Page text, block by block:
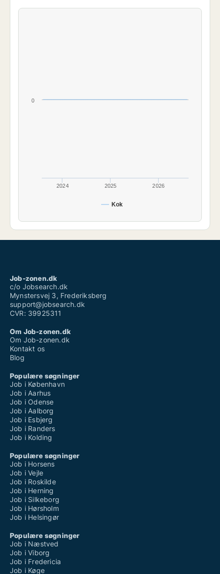
Kok
2024 2025 2026
0
Job-zonen.dk
c/o Jobsearch.dk
Mynstersvej 3, Frederiksberg
support@jobsearch.dk
CVR: 39925311
Om Job-zonen.dk
Om Job-zonen.dk
Kontakt os
Blog
Populære søgninger
Job i København
Job i Aarhus
Job i Odense
Job i Aalborg
Job i Esbjerg
Job i Randers
Job i Kolding
Populære søgninger
Job i Horsens
Job i Vejle
Job i Roskilde
Job i Herning
Job i Silkeborg
Job i Hørsholm
Job i Helsingør
Populære søgninger
Job i Næstved
Job i Viborg
Job i Fredericia
Job i Køge